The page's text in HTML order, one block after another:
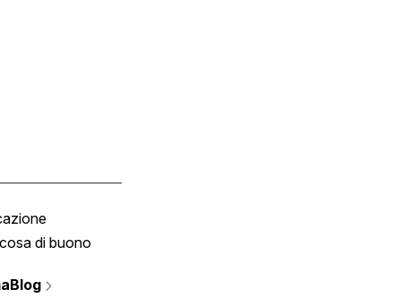
di buono